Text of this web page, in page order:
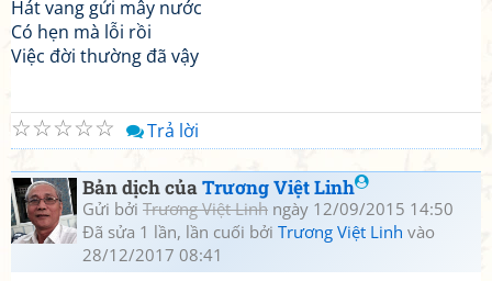
Hát vang gửi mây nước
Có hẹn mà lỗi rồi
Việc đời thường đã vậy
☆
☆
☆
☆
☆ Trả lời
Bản dịch củaTrương Việt Linh
Gửi bởi Trương Việt Linh ngày 12/09/2015 14:50
Đã sửa 1 lần, lần cuối bởi Trương Việt Linh vào
28/12/2017 08:41